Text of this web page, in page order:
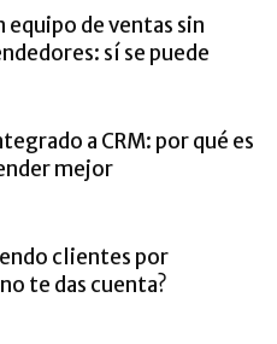
de ventas sin
sí se puede
a CRM: por qué es
mejor
clientes por
te das cuenta?